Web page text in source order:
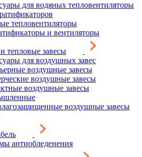
для водяных тепловентиляторы
тепловентиляторы
и вентиляторы
тепловые завесы
для воздушных завес
воздушные завесы
воздушные завесы
воздушные завесы
воздушные завесы
антиобледенения